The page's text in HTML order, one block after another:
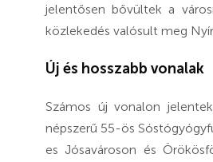
jelentősen bővültek a
közlekedés valósult meg
Új és hosszabb vonalak
Számos új vonalon
népszerű 55-ös
es Jósavároson és